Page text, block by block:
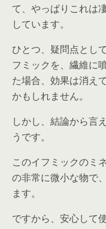
て、やっぱりこれは
しています。
ひとつ、疑問点とし
フミックを、繊維に
た場合、効果は消え
かもしれません。
しかし、結論から言
うです。
このイフミックのミ
の非常に微小な物で
ます。
ですから、安心して